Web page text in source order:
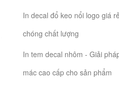
In decal đổ keo nổi logo giá
chóng chất lượng
In tem decal nhôm - Giải
mác cao cấp cho sản phẩm